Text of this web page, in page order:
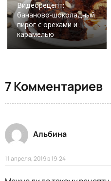
Видеорецепт:
бананово-шоколадный
пирог с орехами и
карамелью
7 Комментариев
Альбина
11 апреля, 2019 в 19:24